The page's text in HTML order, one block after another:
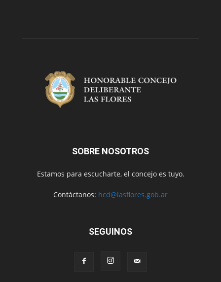
SOBRE NOSOTROS
Estamos para escucharte, el concejo es tuyo.
Contáctanos: hcd@lasflores.gob.ar
SEGUINOS